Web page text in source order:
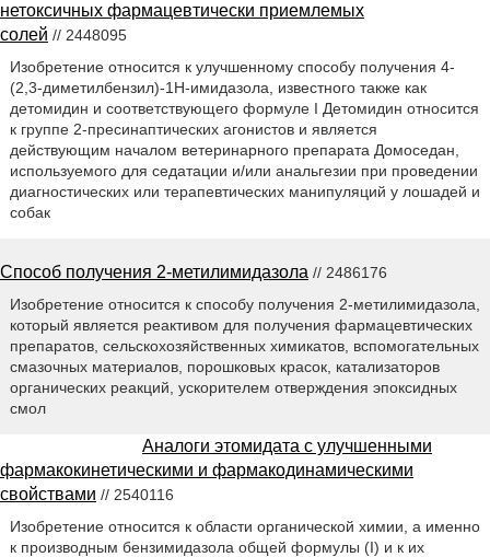
нетоксичных фармацевтически приемлемых
солей // 2448095
Изобретение относится к улучшенному способу получения 4-
(2,3-диметилбензил)-1Н-имидазола, известного также как
детомидин и соответствующего формуле I Детомидин относится
к группе 2-пресинаптических агонистов и является
действующим началом ветеринарного препарата Домоседан,
используемого для седатации и/или анальгезии при проведении
диагностических или терапевтических манипуляций у лошадей и
собак
Способ получения 2-метилимидазола // 2486176
Изобретение относится к способу получения 2-метилимидазола,
который является реактивом для получения фармацевтических
препаратов, сельскохозяйственных химикатов, вспомогательных
смазочных материалов, порошковых красок, катализаторов
органических реакций, ускорителем отверждения эпоксидных
смол
Аналоги этомидата с улучшенными
фармакокинетическими и фармакодинамическими
свойствами // 2540116
Изобретение относится к области органической химии, а именно
к производным бензимидазола общей формулы (I) и к их